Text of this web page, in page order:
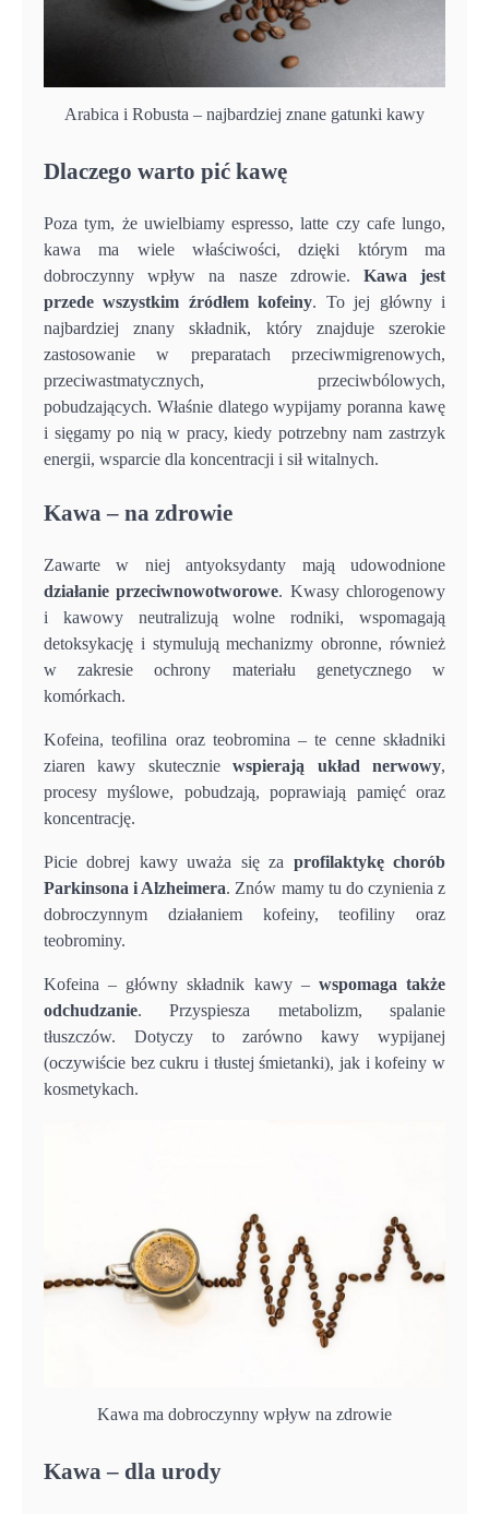
Arabica i Robusta – najbardziej znane gatunki kawy
Dlaczego warto pić kawę
Poza tym, że uwielbiamy espresso, latte czy cafe lungo,
kawa ma wiele właściwości, dzięki którym ma
dobroczynny wpływ na nasze zdrowie. Kawa jest
przede wszystkim źródłem kofeiny. To jej główny i
najbardziej znany składnik, który znajduje szerokie
zastosowanie w preparatach przeciwmigrenowych,
przeciwastmatycznych, przeciwbólowych,
pobudzających. Właśnie dlatego wypijamy poranna kawę
i sięgamy po nią w pracy, kiedy potrzebny nam zastrzyk
energii, wsparcie dla koncentracji i sił witalnych.
Kawa – na zdrowie
Zawarte w niej antyoksydanty mają udowodnione
działanie przeciwnowotworowe. Kwasy chlorogenowy
i kawowy neutralizują wolne rodniki, wspomagają
detoksykację i stymulują mechanizmy obronne, również
w zakresie ochrony materiału genetycznego w
komórkach.
Kofeina, teofilina oraz teobromina – te cenne składniki
ziaren kawy skuteczniewspierają układ nerwowy,
procesy myślowe, pobudzają, poprawiają pamięć oraz
koncentrację.
Picie dobrej kawy uważa się za profilaktykę chorób
Parkinsona i Alzheimera. Znów mamy tu do czynienia z
dobroczynnym działaniem kofeiny, teofiliny oraz
teobrominy.
Kofeina – główny składnik kawy – wspomaga także
odchudzanie. Przyspiesza metabolizm, spalanie
tłuszczów. Dotyczy to zarówno kawy wypijanej
(oczywiście bez cukru i tłustej śmietanki), jak i kofeiny w
kosmetykach.
Kawa ma dobroczynny wpływ na zdrowie
Kawa – dla urody